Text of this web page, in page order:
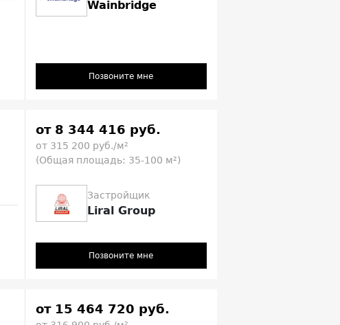
Wainbridge
Позвоните мне
от 8 344 416 руб.
от 315 200 руб./м²
(Общая площадь: 35-100 м²)
Застройщик
Liral Group
Позвоните мне
от 15 464 720 руб.